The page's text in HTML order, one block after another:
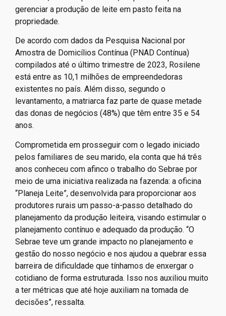
gerenciar a produção de leite em pasto feita na
propriedade.
De acordo com dados da Pesquisa Nacional por
Amostra de Domicílios Contínua (PNAD Contínua)
compilados até o último trimestre de 2023, Rosilene
está entre as 10,1 milhões de empreendedoras
existentes no país. Além disso, segundo o
levantamento, a matriarca faz parte de quase metade
das donas de negócios (48%) que têm entre 35 e 54
anos.
Comprometida em prosseguir com o legado iniciado
pelos familiares de seu marido, ela conta que há três
anos conheceu com afinco o trabalho do Sebrae por
meio de uma iniciativa realizada na fazenda: a oficina
“Planeja Leite”, desenvolvida para proporcionar aos
produtores rurais um passo-a-passo detalhado do
planejamento da produção leiteira, visando estimular o
planejamento contínuo e adequado da produção. “O
Sebrae teve um grande impacto no planejamento e
gestão do nosso negócio e nos ajudou a quebrar essa
barreira de dificuldade que tínhamos de enxergar o
cotidiano de forma estruturada. Isso nos auxiliou muito
a ter métricas que até hoje auxiliam na tomada de
decisões”, ressalta.